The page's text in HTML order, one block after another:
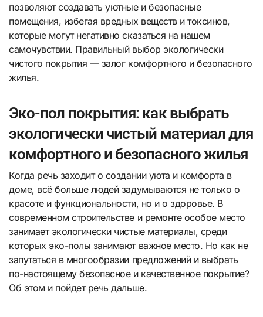
позволяют создавать уютные и безопасные
помещения, избегая вредных веществ и токсинов,
которые могут негативно сказаться на нашем
самочувствии. Правильный выбор экологически
чистого покрытия — залог комфортного и безопасного
жилья.
Эко-пол покрытия: как выбрать
экологически чистый материал для
комфортного и безопасного жилья
Когда речь заходит о создании уюта и комфорта в
доме, всё больше людей задумываются не только о
красоте и функциональности, но и о здоровье. В
современном строительстве и ремонте особое место
занимает экологически чистые материалы, среди
которых эко-полы занимают важное место. Но как не
запутаться в многообразии предложений и выбрать
по-настоящему безопасное и качественное покрытие?
Об этом и пойдет речь дальше.